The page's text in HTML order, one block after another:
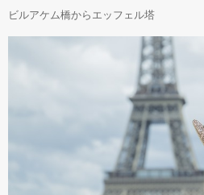
ビルアケム橋からエッフェル塔